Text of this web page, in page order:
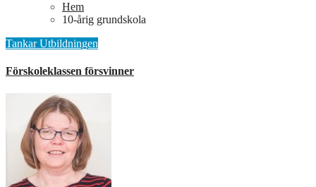
Hem
10-årig grundskola
TankarUtbildningen
Förskoleklassen försvinner